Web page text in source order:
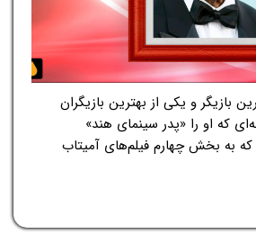
بازیگر و یکی از بهترین بازیگران
که او را «پدر سینمای هند»
که به بخش چهارم فیلم‌های آمیتاب